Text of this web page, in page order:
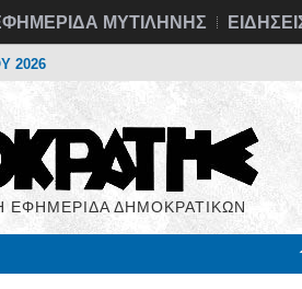
ΜΥΤΙΛΗΝΗΣ
2026
ΕΦΗΜΕΡΙΔΑ ΔΗΜΟΚΡΑΤΙΚΩΝ